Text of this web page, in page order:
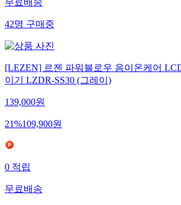
무료배송
42명구매중
[LEZEN] 르젠 파워블로우 음이온케어
이기 LZDR-SS30 (그레이)
139,000원
21%109,900원
0적립
무료배송